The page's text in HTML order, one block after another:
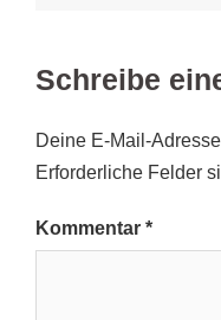
Schreibe
Deine E-Mail-
Erforderliche Felder
Kommentar *